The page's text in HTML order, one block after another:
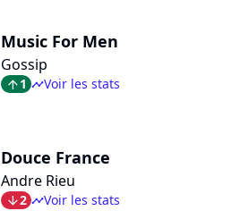
Music For Men
Gossip
arrow_top1 timelineVoir les stats
Douce France
Andre Rieu
arrow_bot2 timelineVoir les stats